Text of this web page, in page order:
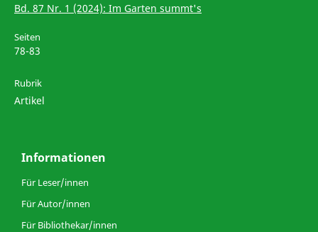
Bd. 87 Nr. 1 (2024): Im Garten summt's
Seiten
78-83
Rubrik
Artikel
Informationen
Für Leser/innen
Für Autor/innen
Für Bibliothekar/innen